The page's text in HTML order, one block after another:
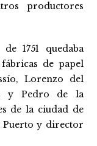
productores
1751 quedaba
de papel
Lorenzo del
y Pedro de la
de la ciudad de
Puerto y director